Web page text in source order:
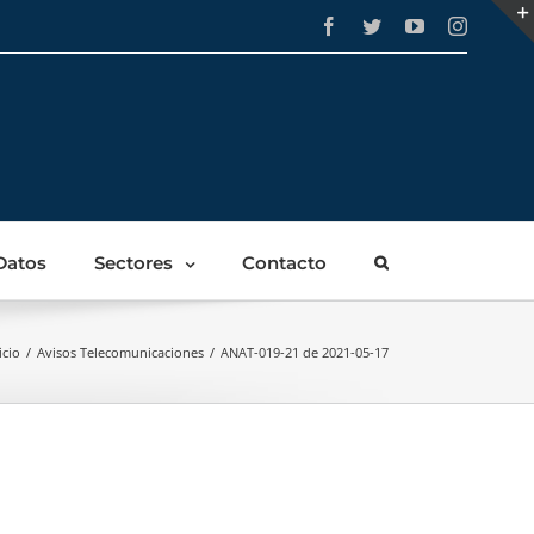
Facebook
TwitterYouTube
Sectores Contacto
/ Avisos Telecomunicaciones / ANAT-019-21 de 2021-05-17